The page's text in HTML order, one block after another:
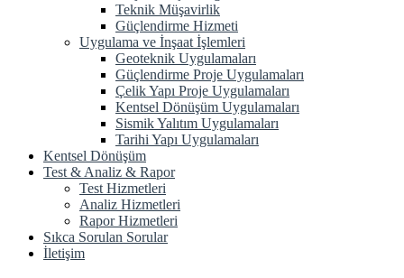
Teknik Müşavirlik
Güçlendirme Hizmeti
Uygulama ve İnşaat İşlemleri
Geoteknik Uygulamaları
Güçlendirme Proje Uygulamaları
Çelik Yapı Proje Uygulamaları
Kentsel Dönüşüm Uygulamaları
Sismik Yalıtım Uygulamaları
Tarihi Yapı Uygulamaları
Kentsel Dönüşüm
Test & Analiz & Rapor
Test Hizmetleri
Analiz Hizmetleri
Rapor Hizmetleri
Sıkca Sorulan Sorular
İletişim